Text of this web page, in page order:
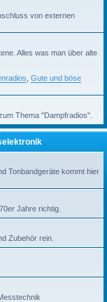
von externen
Alles was man über alte
Gute und böse
Thema "Dampfradios".
Tonbandgeräte kommt hier
Jahre richtig.
Zubehör rein.